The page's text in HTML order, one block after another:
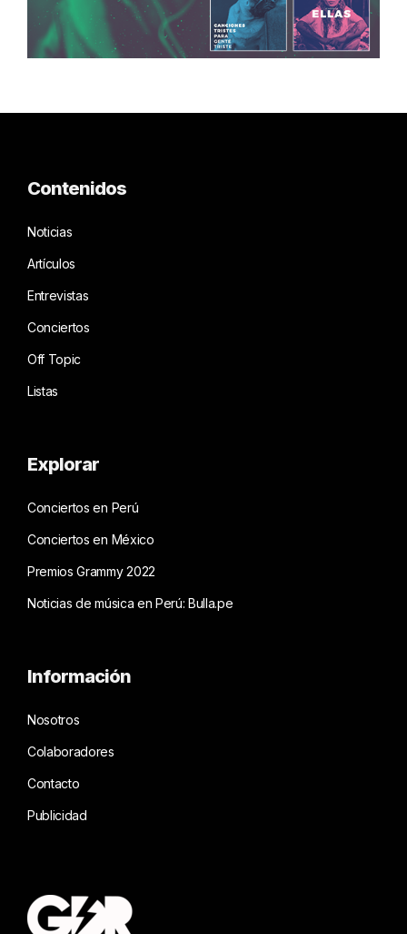
Contenidos
Noticias
Artículos
Entrevistas
Conciertos
Off Topic
Listas
Explorar
Conciertos en Perú
Conciertos en México
Premios Grammy 2022
Noticias de música en Perú: Bulla.pe
Información
Nosotros
Colaboradores
Contacto
Publicidad